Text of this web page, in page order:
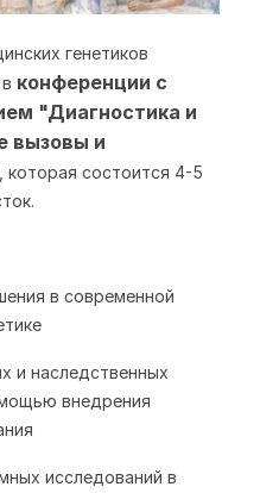
генетиков
конференции с
"Диагностика и
вызовы и
, которая состоится 4-5
в современной
и наследственных
внедрения
исследований в